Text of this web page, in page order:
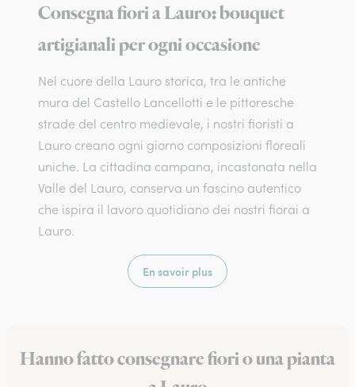
Consegna fiori a Lauro: bouquet
artigianali per ogni occasione
Nel cuore della Lauro storica, tra le antiche
mura del Castello Lancellotti e le pittoresche
strade del centro medievale, i nostri fioristi a
Lauro creano ogni giorno composizioni floreali
uniche. La cittadina campana, incastonata nella
Valle del Lauro, conserva un fascino autentico
che ispira il lavoro quotidiano dei nostri fiorai a
Lauro.
En savoir plus
Hanno fatto consegnare fiori o una pianta